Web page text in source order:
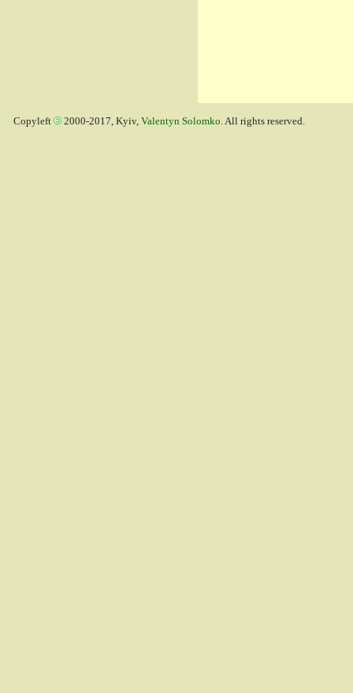
Copyleft 2000-2017, Kyiv, Valentyn Solomko. All rights reserved.